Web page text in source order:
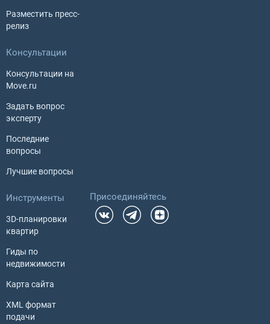
Разместить пресс-
релиз
Консультации
Консультации на
Move.ru
Задать вопрос
эксперту
Последние
вопросы
Лучшие вопросы
Инструменты
3D-планировки
квартир
Гиды по
недвижимости
Карта сайта
XML формат
подачи
Присоединяйтесь